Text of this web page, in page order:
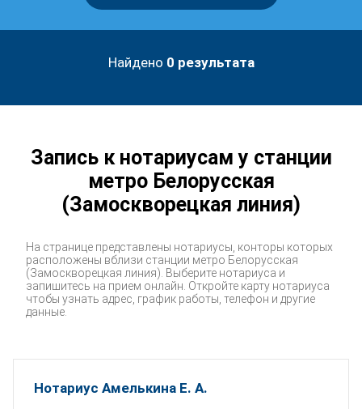
Найдено 0 результата
Запись к нотариусам у станции
метро Белорусская
(Замоскворецкая линия)
На странице представлены нотариусы, конторы которых
расположены вблизи станции метро Белорусская
(Замоскворецкая линия). Выберите нотариуса и
запишитесь на прием онлайн. Откройте карту нотариуса
чтобы узнать адрес, график работы, телефон и другие
данные.
Нотариус Амелькина Е. А.